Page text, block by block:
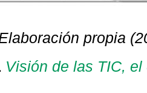
propia
Visión de las TIC,